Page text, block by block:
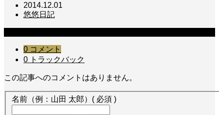
2014.12.01
悠悠日記
0 コメント
0 トラックバック
この記事へのコメントはありません。
名前（例：山田 太郎） ( 必須 )